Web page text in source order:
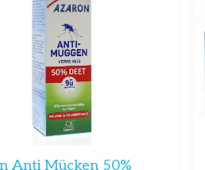
Anti Mücken 50%